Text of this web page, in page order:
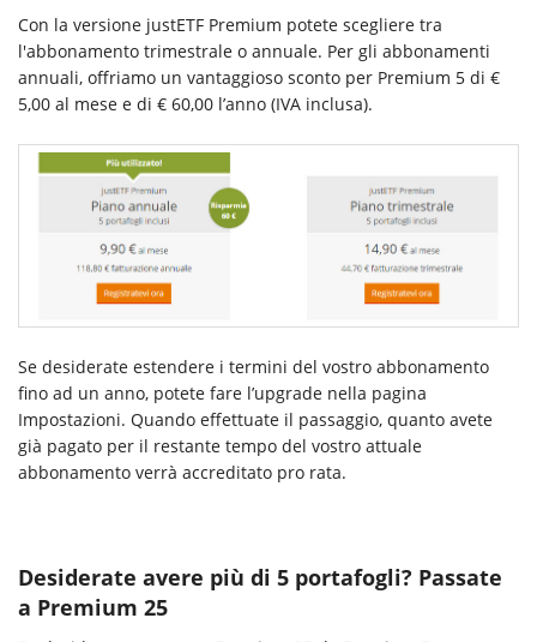
Con la versione justETF Premium potete scegliere tra
l'abbonamento trimestrale o annuale. Per gli abbonamenti
annuali, offriamo un vantaggioso sconto per Premium 5 di €
5,00 al mese e di € 60,00 l’anno (IVA inclusa).
Se desiderate estendere i termini del vostro abbonamento
fino ad un anno, potete fare l’upgrade nella pagina
Impostazioni. Quando effettuate il passaggio, quanto avete
già pagato per il restante tempo del vostro attuale
abbonamento verrà accreditato pro rata.
Desiderate avere più di 5 portafogli? Passate
a Premium 25